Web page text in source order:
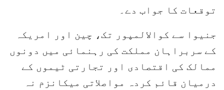
توقعات کا جواب دے۔
جنیوا سے کوالالمپور تک، چین اور امریکہ
کے سربراہان مملکت کی رہنمائی میں دونوں
ممالک کی اقتصادی اور تجارتی ٹیموں کے
درمیان قائم کردہ مواصلاتی میکانزم نہ